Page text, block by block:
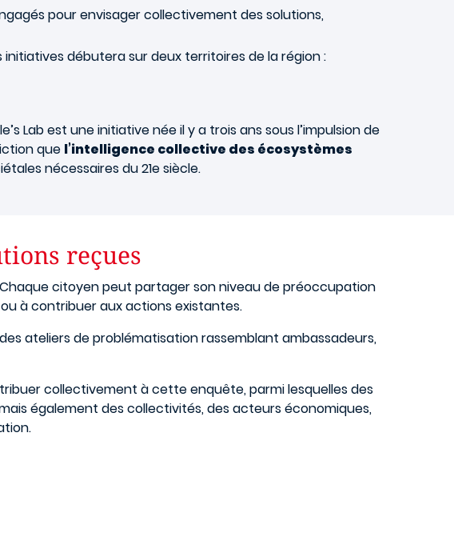
pour envisager collectivement des solutions,
débutera sur deux territoires de la région :
Lab est une initiative née il y a trois ans sous l’impulsion de
que l’intelligence collective des écosystèmes
nécessaires du 21e siècle.
reçues
citoyen peut partager son niveau de préoccupation
à contribuer aux actions existantes.
ateliers de problématisation rassemblant ambassadeurs,
collectivement à cette enquête, parmi lesquelles des
également des collectivités, des acteurs économiques,